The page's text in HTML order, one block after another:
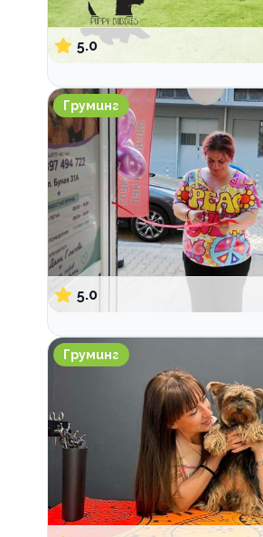
5.0
Пух и Лапичка груминг салон
Груминг
5.0
Pet Valley Груминг
Груминг